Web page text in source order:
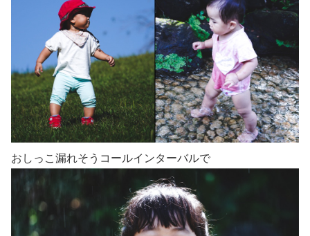
おしっこ漏れそうコールインターバルで